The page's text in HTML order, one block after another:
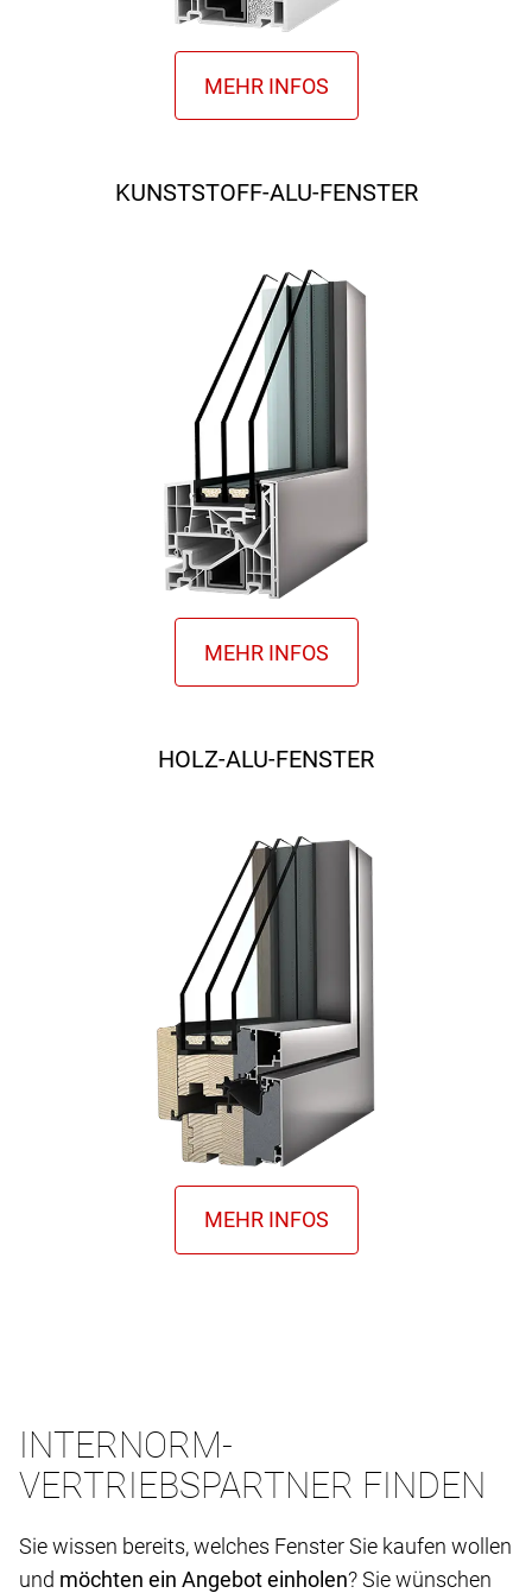
HOLZ-ALU-FENSTER
KUNSTSTOFF-ALU-FENSTER
INTERNORM-
VERTRIEBSPARTNER FINDEN
Sie wissen bereits, welches Fenster Sie kaufen wollen
und möchten ein Angebot einholen? Sie wünschen